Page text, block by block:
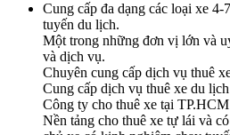
Cung cấp đa dạng các loại xe 4-
tuyến du lịch.
Một trong những đơn vị lớn và
và dịch vụ.
Chuyên cung cấp dịch vụ thuê
Cung cấp dịch vụ thuê xe du
Công ty cho thuê xe tại
Nền tảng cho thuê xe tự lái và